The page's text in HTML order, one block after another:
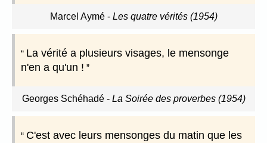
Marcel Aymé- Les quatre vérités (1954)
La vérité a plusieurs visages, le mensonge
n'en a qu'un !
Georges Schéhadé- La Soirée des proverbes (1954)
C'est avec leurs mensonges du matin que les